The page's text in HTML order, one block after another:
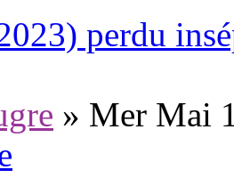
perdu
» Mer Mai